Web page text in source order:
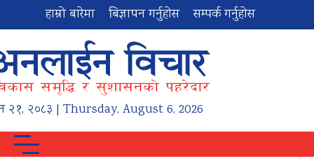
हाम्रो बारेमा बिज्ञापन गर्नुहोस सम्पर्क गर्नुहोस
२१, २०८३ | Thursday, August 6, 2026